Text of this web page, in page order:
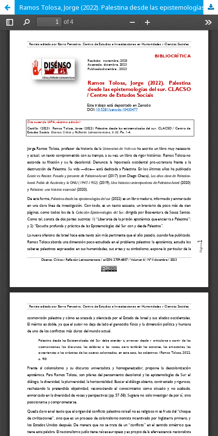
Ramos Tolosa, Jorge (2022). Palestina desde las epistemologías del sur. CLACSO / Centro de Estudos Sociais